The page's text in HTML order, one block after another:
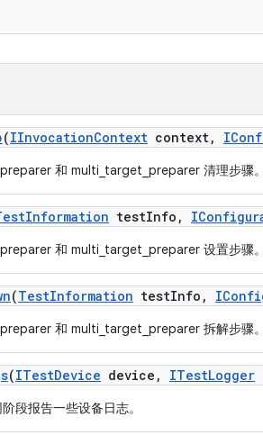
(IInvocationContext context,
和 multi_target_preparer 清理步骤。
Information testInfo ,
和 multi_target_preparer 设置步骤。
(TestInformation testInfo ,
和 multi_target_preparer 拆解步骤。
(ITestDevice device , ITestLogger
段报告一些设备日志。